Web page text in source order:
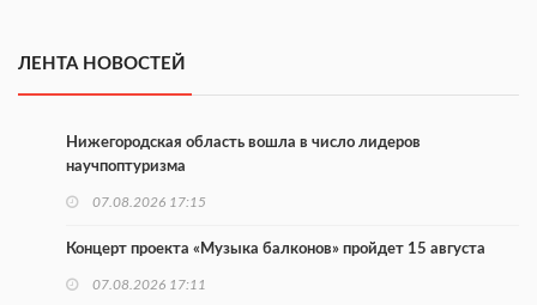
ЛЕНТА НОВОСТЕЙ
Нижегородская область вошла в число лидеров
научпоптуризма
07.08.2026 17:15
Концерт проекта «Музыка балконов» пройдет 15 августа
07.08.2026 17:11